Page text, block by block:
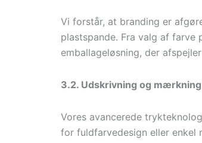
Vi forstår, at branding er
plastspande. Fra valg af
emballageløsning, der
3.2. Udskrivning og
Vores avancerede
for fuldfarvedesign eller enkel